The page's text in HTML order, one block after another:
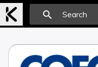
search